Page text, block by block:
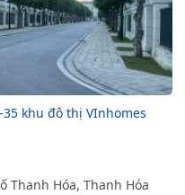
khu đô thị VInhomes
Thanh Hóa, Thanh Hóa